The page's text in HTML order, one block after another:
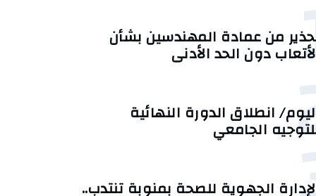
من عمادة المهندسين بشأن
دون الحد الأدنى
انطلاق الدورة النهائية
الجامعي
الجهوية للصحة بمنوبة تنتدب..